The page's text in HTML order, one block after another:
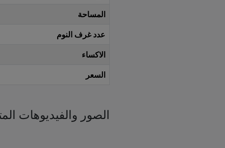
المساحة
عدد غرف النوم
الاكساء
السعر
الصور والفيديوهات